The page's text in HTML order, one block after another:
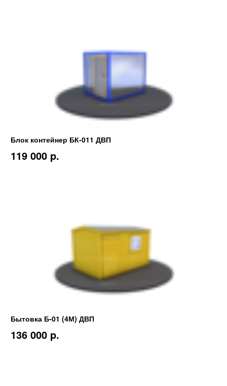
Блок контейнер БК-011 ДВП
119 000 p.
Бытовка Б-01 (4М) ДВП
136 000 p.